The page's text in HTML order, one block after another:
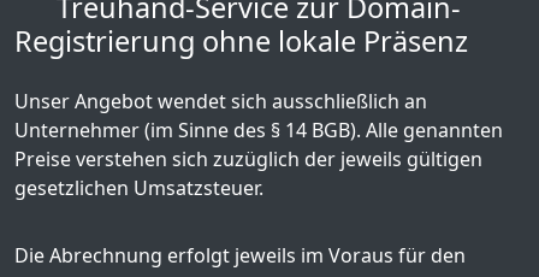
Registrierung ohne lokale Präsenz
Unser Angebot wendet sich ausschließlich an
Unternehmer (im Sinne des § 14 BGB). Alle genannten
Preise verstehen sich zuzüglich der jeweils gültigen
gesetzlichen Umsatzsteuer.
Die Abrechnung erfolgt jeweils im Voraus für den